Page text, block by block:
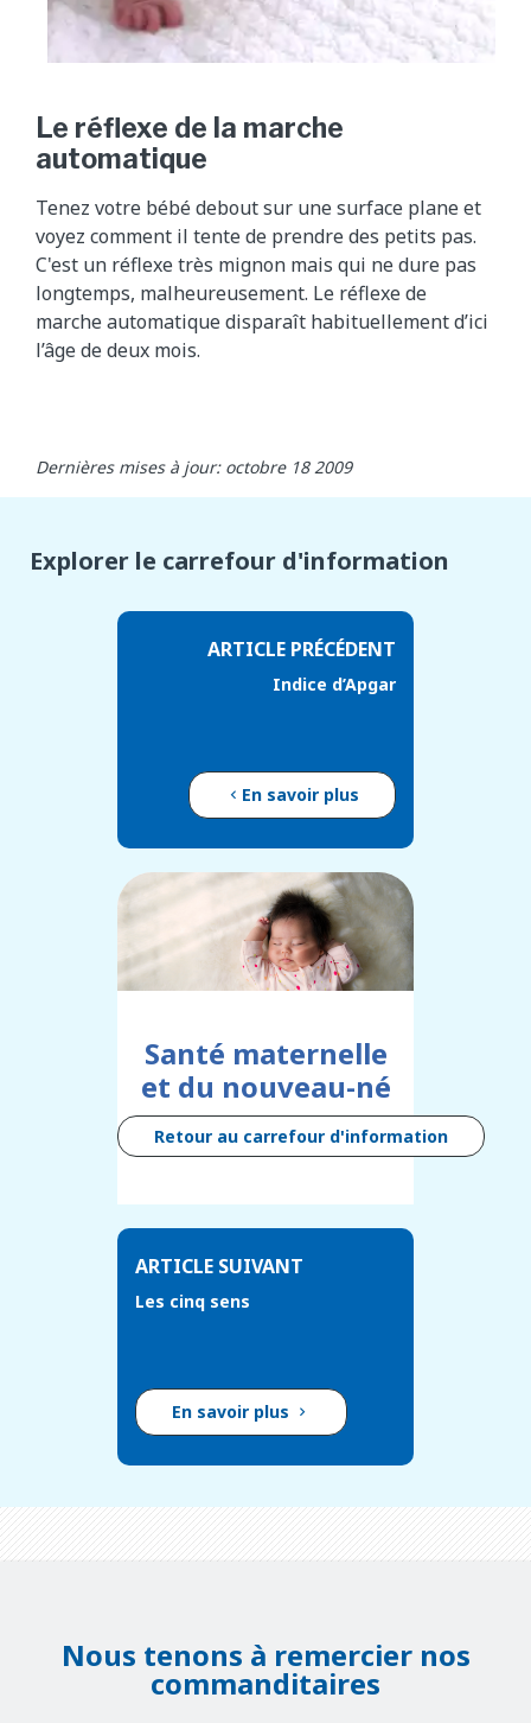
Le réflexe de la marche
automatique
Tenez votre bébé debout sur une surface plane et
voyez comment il tente de prendre des petits pas.
C'est un réflexe très mignon mais qui ne dure pas
longtemps, malheureusement. Le réflexe de
marche automatique disparaît habituellement d’ici
l’âge de deux mois.
Dernières mises à jour: octobre 18 2009
Explorer le carrefour d'information
ARTICLE PRÉCÉDENT
Indice d’Apgar
En savoir plus
Santé maternelle
et du nouveau-né
Retour au carrefour d'information
ARTICLE SUIVANT
Les cinq sens
En savoir plus
Nous tenons à remercier nos
commanditaires